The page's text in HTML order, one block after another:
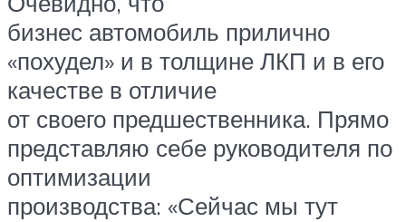
бизнес автомобиль прилично
«похудел» и в толщине ЛКП и в его
качестве в отличие
от своего предшественника. Прямо
представляю себе руководителя по
оптимизации
производства: «Сейчас мы тут